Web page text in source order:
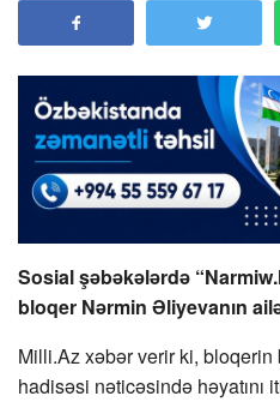
Sosial şəbəkələrdə
bloqer Nərmin Əliyevanın
Milli.Az xəbər verir ki, bloqerin
hadisəsi nəticəsində həyatını